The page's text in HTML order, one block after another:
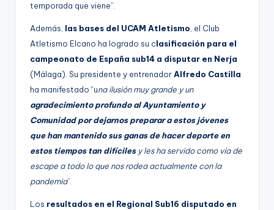
temporada que viene”.
Además, las bases del UCAM Atletismo, el Club
Atletismo Elcano ha logrado su clasificación para el
campeonato de España sub14 a disputar en Nerja
(Málaga). Su presidente y entrenadorAlfredo Castilla
ha manifestado “una ilusión muy grande y un
agradecimiento profundo al Ayuntamiento y
Comunidad por dejarnos preparar a estos jóvenes
que han mantenido sus ganas de hacer deporte en
estos tiempos tan difícilesy les ha servido como vía de
escape a todo lo que nos rodea actualmente con la
pandemia”.
Los resultados en el Regional Sub16 disputado en